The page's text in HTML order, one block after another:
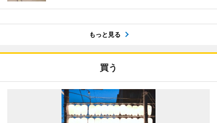
もっと見る
買う